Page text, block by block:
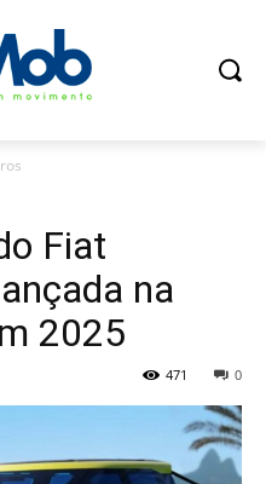
Fiat
na
2025
0
471